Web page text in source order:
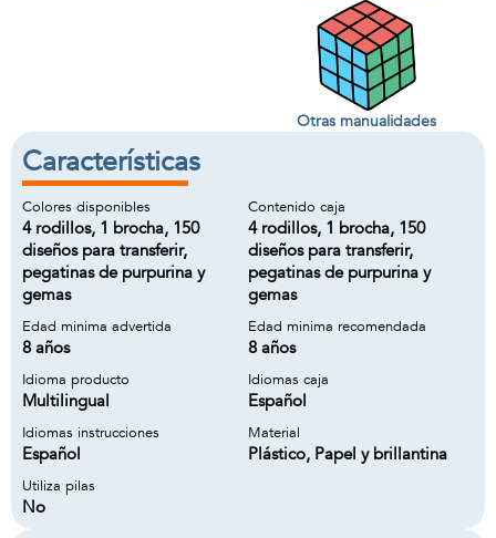
Otras manualidades
Características
Colores disponibles
4 rodillos, 1 brocha, 150
diseños para transferir,
pegatinas de purpurina y
gemas
Contenido caja
4 rodillos, 1 brocha, 150
diseños para transferir,
pegatinas de purpurina y
gemas
Edad minima advertida
8 años
Edad minima recomendada
8 años
Idioma producto
Multilingual
Idiomas caja
Español
Idiomas instrucciones
Español
Material
Plástico, Papel y brillantina
Utiliza pilas
No